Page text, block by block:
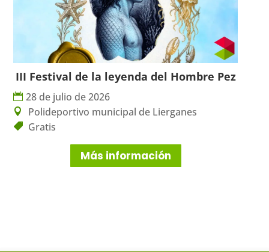
III Festival de la leyenda del Hombre Pez
28 de julio de 2026
Polideportivo municipal de Lierganes
Gratis
Más información